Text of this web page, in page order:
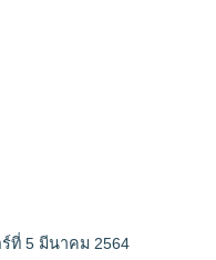
ที่ 5 มีนาคม 2564